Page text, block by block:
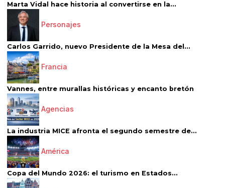
Marta Vidal hace historia al convertirse en la...
Personajes
Carlos Garrido, nuevo Presidente de la Mesa del...
Francia
Vannes, entre murallas históricas y encanto bretón
Agencias
La industria MICE afronta el segundo semestre de...
América
Copa del Mundo 2026: el turismo en Estados...